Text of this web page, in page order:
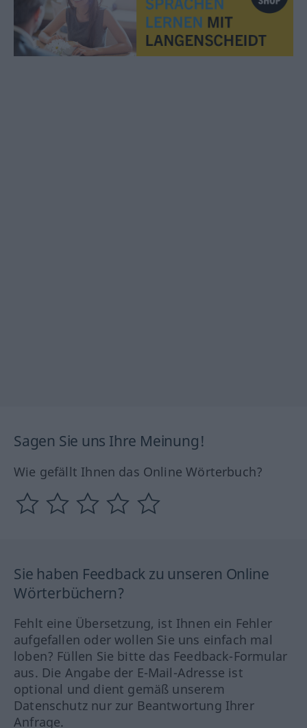
Sagen Sie uns Ihre Meinung!
Wie gefällt Ihnen das Online Wörterbuch?
Sie haben Feedback zu unseren Online
Wörterbüchern?
Fehlt eine Übersetzung, ist Ihnen ein Fehler
aufgefallen oder wollen Sie uns einfach mal
loben? Füllen Sie bitte das Feedback-Formular
aus. Die Angabe der E-Mail-Adresse ist
optional und dient gemäß unserem
Datenschutz nur zur Beantwortung Ihrer
Anfrage.